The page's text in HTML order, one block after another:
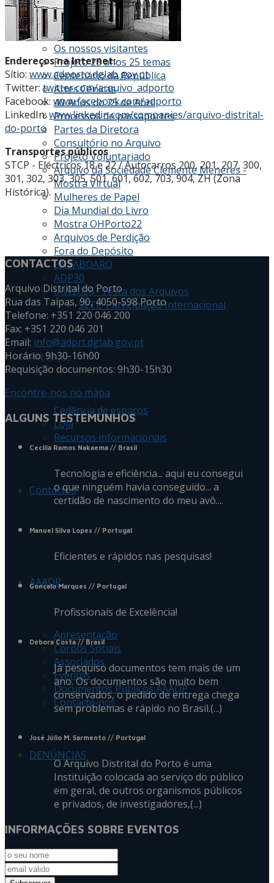
Atribuições
Atividades
Pedido de visita
Os nossos visitantes
Projeto 25 anos 25 temas
Centenário da República
Artes Cénicas
40 Anos do 25 de Abril
Processos de passaportes
Partes da Diretora
Consultório no Arquivo
Projeto Voluntariado
Arquivo da Sociedade Clemente Menéres -
Mostra Virtual
Mulheres de Papel
Dia Mundial do Livro
Mostra OHPorto22
Arquivos de Perdição
Fora do Depósito
ENSABOARQ
ADP30
IAW2026 - Festa dos Arquivos
SETE_Participação Internacional
Recursos
Cedência de espaços
Loja
Recursos informacionais
Contactos
AAADP
Apresentação
Corpos Sociais
Associados
Eventos
Documentos Públicos AAADP
Contacte-nos
DENÚNCIAS
Endereços na Internet:
Sítio: www.adporto.dglab.gov.pt
Twitter:twitter.com/arquivo_adporto
Facebook: www.facebook.com/adporto
LinkedIn:www.linkedin.com/companies/arquivo-distrital-
do-porto
Transportes públicos
STCP - Eléctricos 18 e 22 / Autocarros 200, 201, 207, 300,
301, 302, 303, 305, 501, 601, 602, 703, 904, ZH (Zona
Histórica).
CONTACTOS
Arquivo Distrital do Porto
Rua das Taipas, 90, 4050-598 Porto
Telefone: +351 220 046 200
Fax: +351 220 046 201
Email: info@adprt.dglab.gov.pt
Horário: 9h30-16h00
Requisição documentos: 9h30-15h30
Encontre-nos no mapa
ALGUNS TESTEMUNHOS
Cecilia Ramos Nakaema // Brasil
Tecnologia e eficiência... aqui eu consegui
o que ninguém havia conseguido... a
certidão de nascimento do meu avô....
Manuel Silva Lopes // Portugal
Eficientes e rápidos nas pesquisas!
Gonçalo Marques // Portugal
Profissionais de Excelência!
Débora Costa// Brasil
Já pesquiso documentos tem mais de um
ano. Os documentos são muito bem
conservados, o pedido de entrega chega
sem problemas e rápido no Brasil.(...)
José Júlio M. Sarmento // Portugal
O Arquivo Distrital do Porto é uma
Instituição colocada ao serviço do público
em geral, de outros organismos públicos
e privados, de investigadores,(...)
INFORMAÇÕES SOBRE EVENTOS